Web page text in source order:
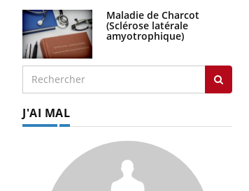
Maladie de Charcot
(Sclérose latérale
amyotrophique)
J'AI MAL